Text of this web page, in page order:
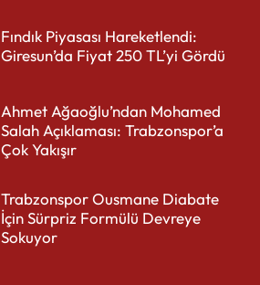
Fındık Piyasası Hareketlendi:
Giresun’da Fiyat 250 TL’yi Gördü
Ahmet Ağaoğlu’ndan Mohamed
Salah Açıklaması: Trabzonspor’a
Çok Yakışır
Trabzonspor Ousmane Diabate
İçin Sürpriz Formülü Devreye
Sokuyor